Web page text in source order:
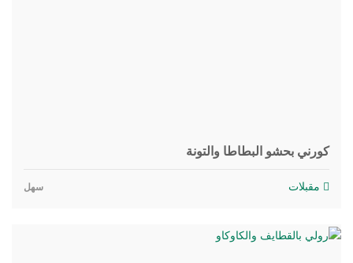
كورني بحشو البطاطا والتونة
مقبلات سهل